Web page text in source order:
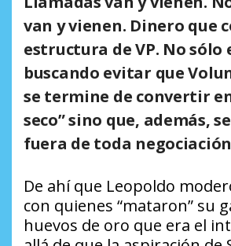
van y vienen. Dinero que
estructura de VP. No sólo
buscando evitar que
se termine de convertir
seco” sino que, además,
fuera de toda negociación
De ahí que Leopoldo
con quienes “mataron” su
huevos de oro que era el